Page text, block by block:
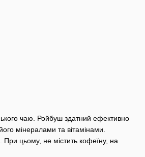
чаю. Ройбуш здатний ефективно
мінералами та вітамінами.
При цьому, не містить кофеїну, на